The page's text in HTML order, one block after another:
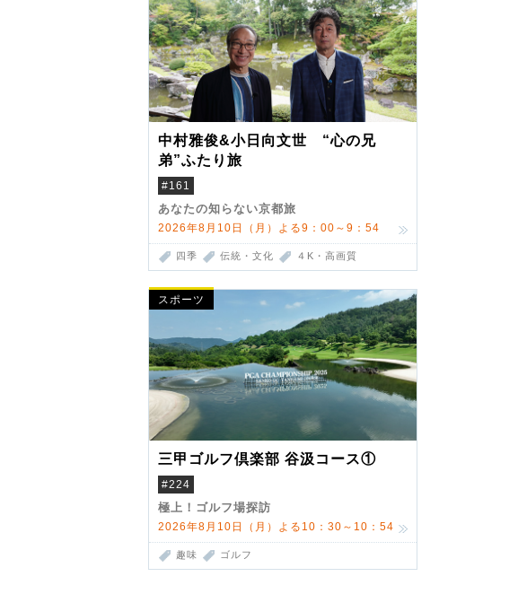
中村雅俊&小日向文世 “心の兄
弟”ふたり旅
#161
あなたの知らない京都旅
2026年8月10日（月）よる9：00～9：54
四季 伝統・文化 ４K・高画質
スポーツ
三甲ゴルフ倶楽部 谷汲コース①
#224
極上！ゴルフ場探訪
2026年8月10日（月）よる10：30～10：54
趣味 ゴルフ